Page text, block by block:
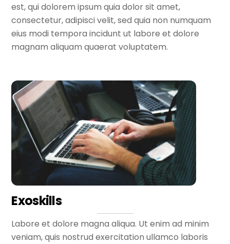
est, qui dolorem ipsum quia dolor sit amet,
consectetur, adipisci velit, sed quia non numquam
eius modi tempora incidunt ut labore et dolore
magnam aliquam quaerat voluptatem.
Exoskills
Labore et dolore magna aliqua. Ut enim ad minim
veniam, quis nostrud exercitation ullamco laboris